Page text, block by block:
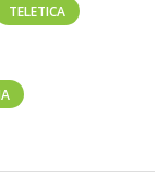
TELETICA